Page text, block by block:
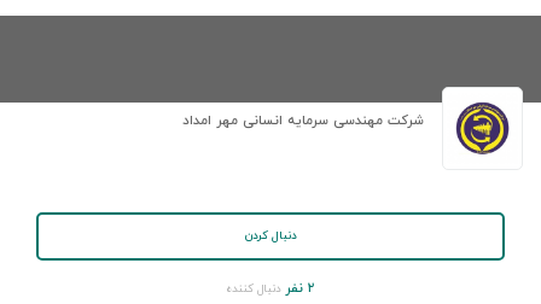
شرکت مهندسی سرمایه انسانی مهر امداد
دنبال کردن
۲ نفر دنبال کننده